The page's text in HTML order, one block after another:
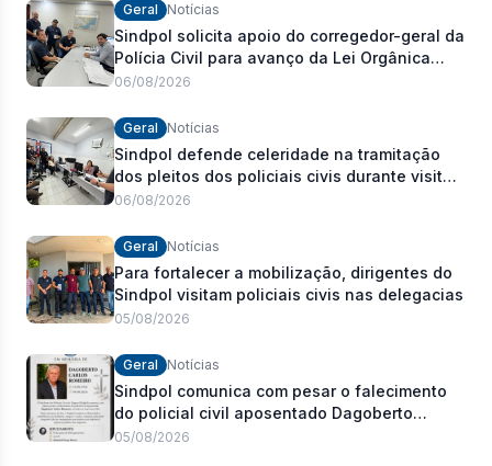
Geral Notícias
Sindpol solicita apoio do corregedor-geral da
Polícia Civil para avanço da Lei Orgânica
Estadual
06/08/2026
Geral Notícias
Sindpol defende celeridade na tramitação
dos pleitos dos policiais civis durante visita
às delegacias
06/08/2026
Geral Notícias
Para fortalecer a mobilização, dirigentes do
Sindpol visitam policiais civis nas delegacias
05/08/2026
Geral Notícias
Sindpol comunica com pesar o falecimento
do policial civil aposentado Dagoberto
Carlos Romeiro
05/08/2026